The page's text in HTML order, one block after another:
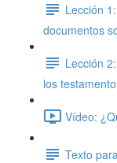
Lección
documentos
Lección
los
Vídeo:
Texto